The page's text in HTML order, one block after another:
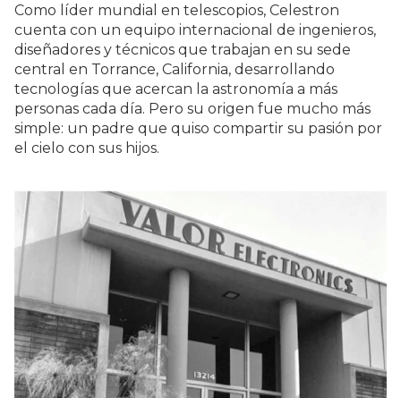
Como líder mundial en telescopios, Celestron
cuenta con un equipo internacional de ingenieros,
diseñadores y técnicos que trabajan en su sede
central en Torrance, California, desarrollando
tecnologías que acercan la astronomía a más
personas cada día. Pero su origen fue mucho más
simple: un padre que quiso compartir su pasión por
el cielo con sus hijos.